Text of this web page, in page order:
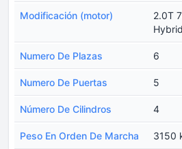
Modificación (motor)
2.0T
Numero De Plazas 6
Numero De Puertas 5
Número De Cilindros 4
Peso En Orden De Marcha 3150